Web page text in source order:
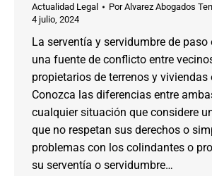
Actualidad Legal PorAlvarez Abogados
4 julio, 2024
La serventía y servidumbre de paso
una fuente de conflicto entre
propietarios de terrenos y viviendas
Conozca las diferencias entre
cualquier situación que considere
que no respetan sus derechos o
problemas con los colindantes o
su serventía o servidumbre…